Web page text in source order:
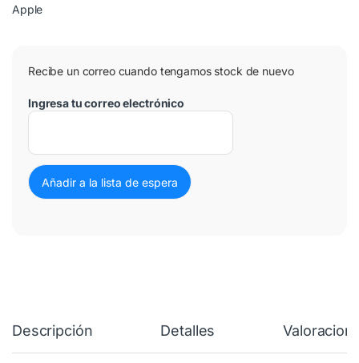
Apple
Recibe un correo cuando tengamos stock de nuevo
Ingresa tu correo electrónico
Descripción Detalles